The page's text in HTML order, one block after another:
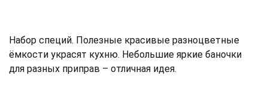
Набор специй. Полезные красивые разноцветные
ёмкости украсят кухню. Небольшие яркие баночки
для разных приправ – отличная идея.